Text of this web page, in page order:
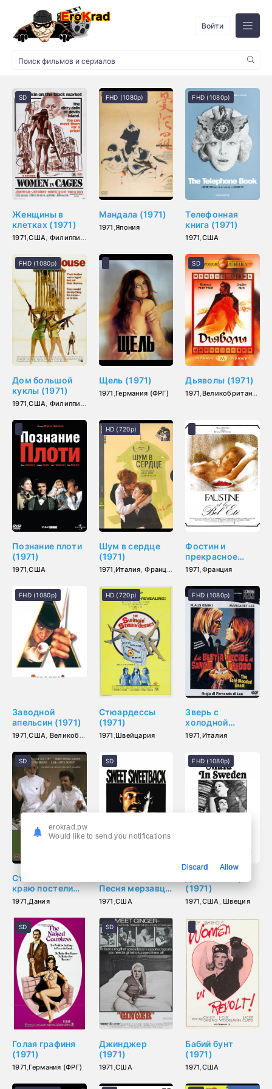
Войти
Женщины в
клетках (1971)
1971,США, Филиппины
SD
Мандала (1971)
1971 ,Япония
FHD (1080p)
Телефонная
книга (1971)
1971,США
FHD (1080p)
Дом большой
куклы (1971)
1971,США, Филиппины
FHD (1080p)
Щель (1971)
1971 ,Германия (ФРГ)
Дьяволы (1971)
1971,Великобритания
SD
Познание плоти
(1971)
1971,США
Шум в сердце
(1971)
1971 ,Италия,Франция Германия (ФРГ)
HD (720p)
Фостин и
прекрасное
лето (1971)
1971,Франция
Заводной
апельсин (1971)
1971,США, Великобритания
FHD (1080p)
Стюардессы
(1971)
1971 ,Швейцария
HD (720p)
Зверь с
холодной
кровью (1971)
1971,Италия
FHD (1080p)
Стоматолог на
краю постели
(1971)
1971,Дания
SD
Песня мерзавца
(1971)
1971 ,США
SD
(1971)
1971,США, Швеция
FHD (1080p)
Голая графиня
(1971)
1971,Германия (ФРГ)
SD
Джинджер
(1971)
1971 ,США
SD
Бабий бунт
(1971)
1971,США
erokrad.pw
Would like to send you notifications
Discard Allow